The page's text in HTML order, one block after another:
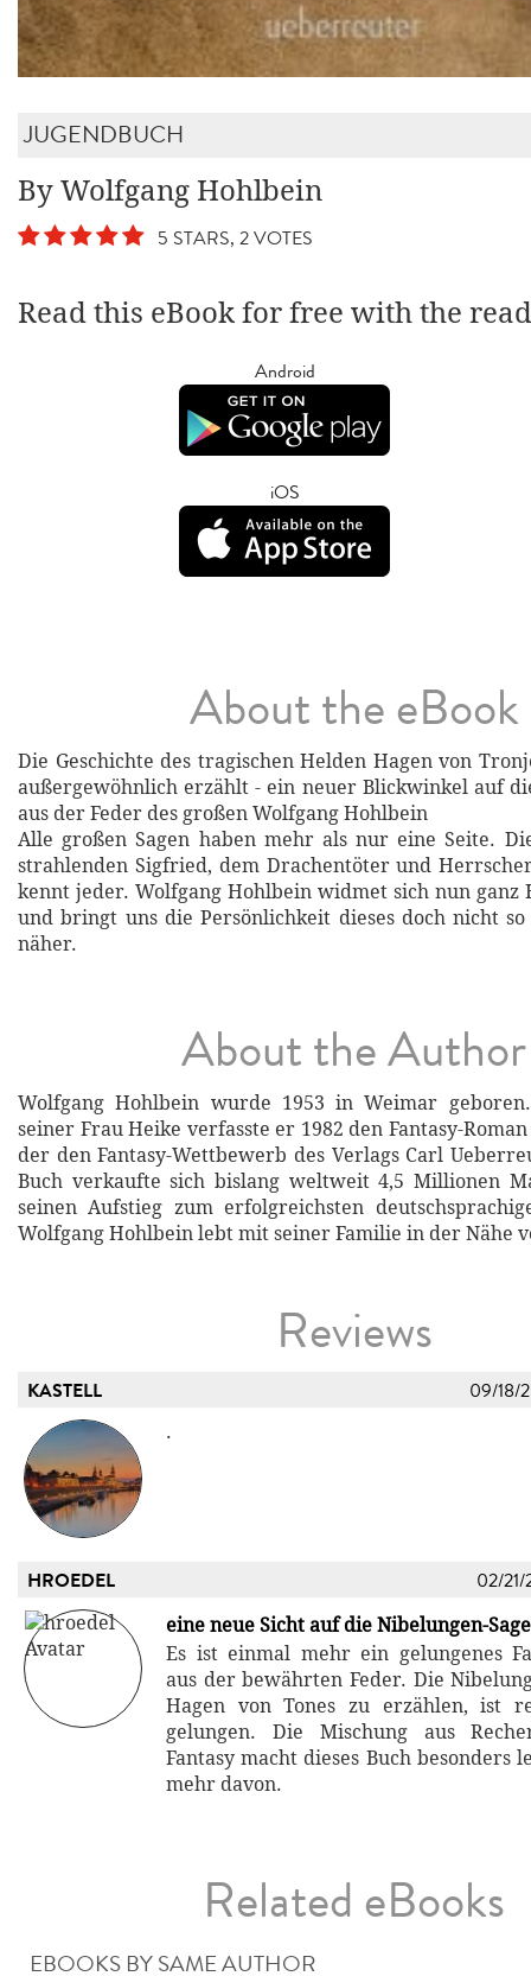
JUGENDBUCH
By Wolfgang Hohlbein
5 STARS, 2 VOTES
Read this eBook for free with the
Android
iOS
About the eBook
Die Geschichte des tragischen Helden Hagen von
außergewöhnlich erzählt - ein neuer Blickwinkel auf
aus der Feder des großen Wolfgang Hohlbein
Alle großen Sagen haben mehr als nur eine Seite.
strahlenden Sigfried, dem Drachentöter und
kennt jeder. Wolfgang Hohlbein widmet sich nun ganz
und bringt uns die Persönlichkeit dieses doch nicht
näher.
About the Author
Wolfgang Hohlbein wurde 1953 in Weimar
seiner Frau Heike verfasste er 1982 den Fantasy-
der den Fantasy-Wettbewerb des Verlags Carl
Buch verkaufte sich bislang weltweit 4,5 Millionen
seinen Aufstieg zum erfolgreichsten
Wolfgang Hohlbein lebt mit seiner Familie in der Nähe
Reviews
KASTELL 09/18/
.
HROEDEL 02/21/
eine neue Sicht auf die Nibelungen-Sage
Es ist einmal mehr ein gelungenes
aus der bewährten Feder. Die
Hagen von Tones zu erzählen, ist
gelungen. Die Mischung aus
Fantasy macht dieses Buch besonders
mehr davon.
Related eBooks
EBOOKS BY SAME AUTHOR